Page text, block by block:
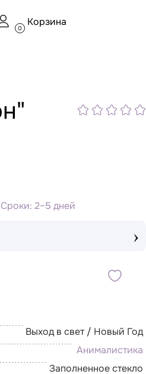
Корзина
0
2–5 дней
›
Выход в свет / Новый Год
Анималистика
Заполненное стекло